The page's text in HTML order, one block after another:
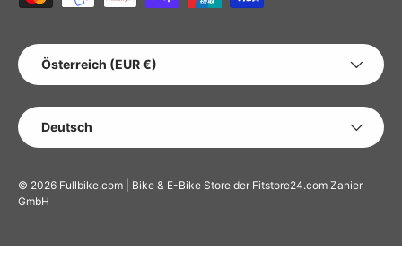
LAND/REGION
Österreich (EUR €)
SPRACHE
Deutsch
© 2026 Fullbike.com | Bike & E-Bike Store der Fitstore24.com Zanier
GmbH